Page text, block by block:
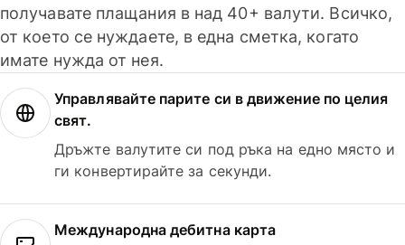
получавате плащания в над 40+ валути. Всичко,
от което се нуждаете, в една сметка, когато
имате нужда от нея.
Управлявайте парите си в движение по целия
свят.
Дръжте валутите си под ръка на едно място и
ги конвертирайте за секунди.
Международна дебитна карта